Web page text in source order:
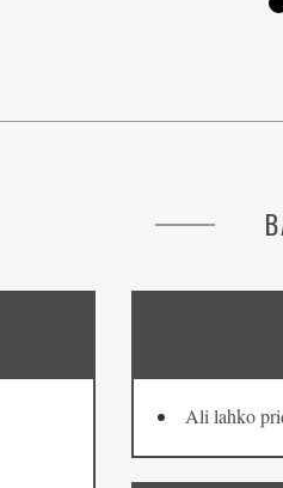
Ali lahko